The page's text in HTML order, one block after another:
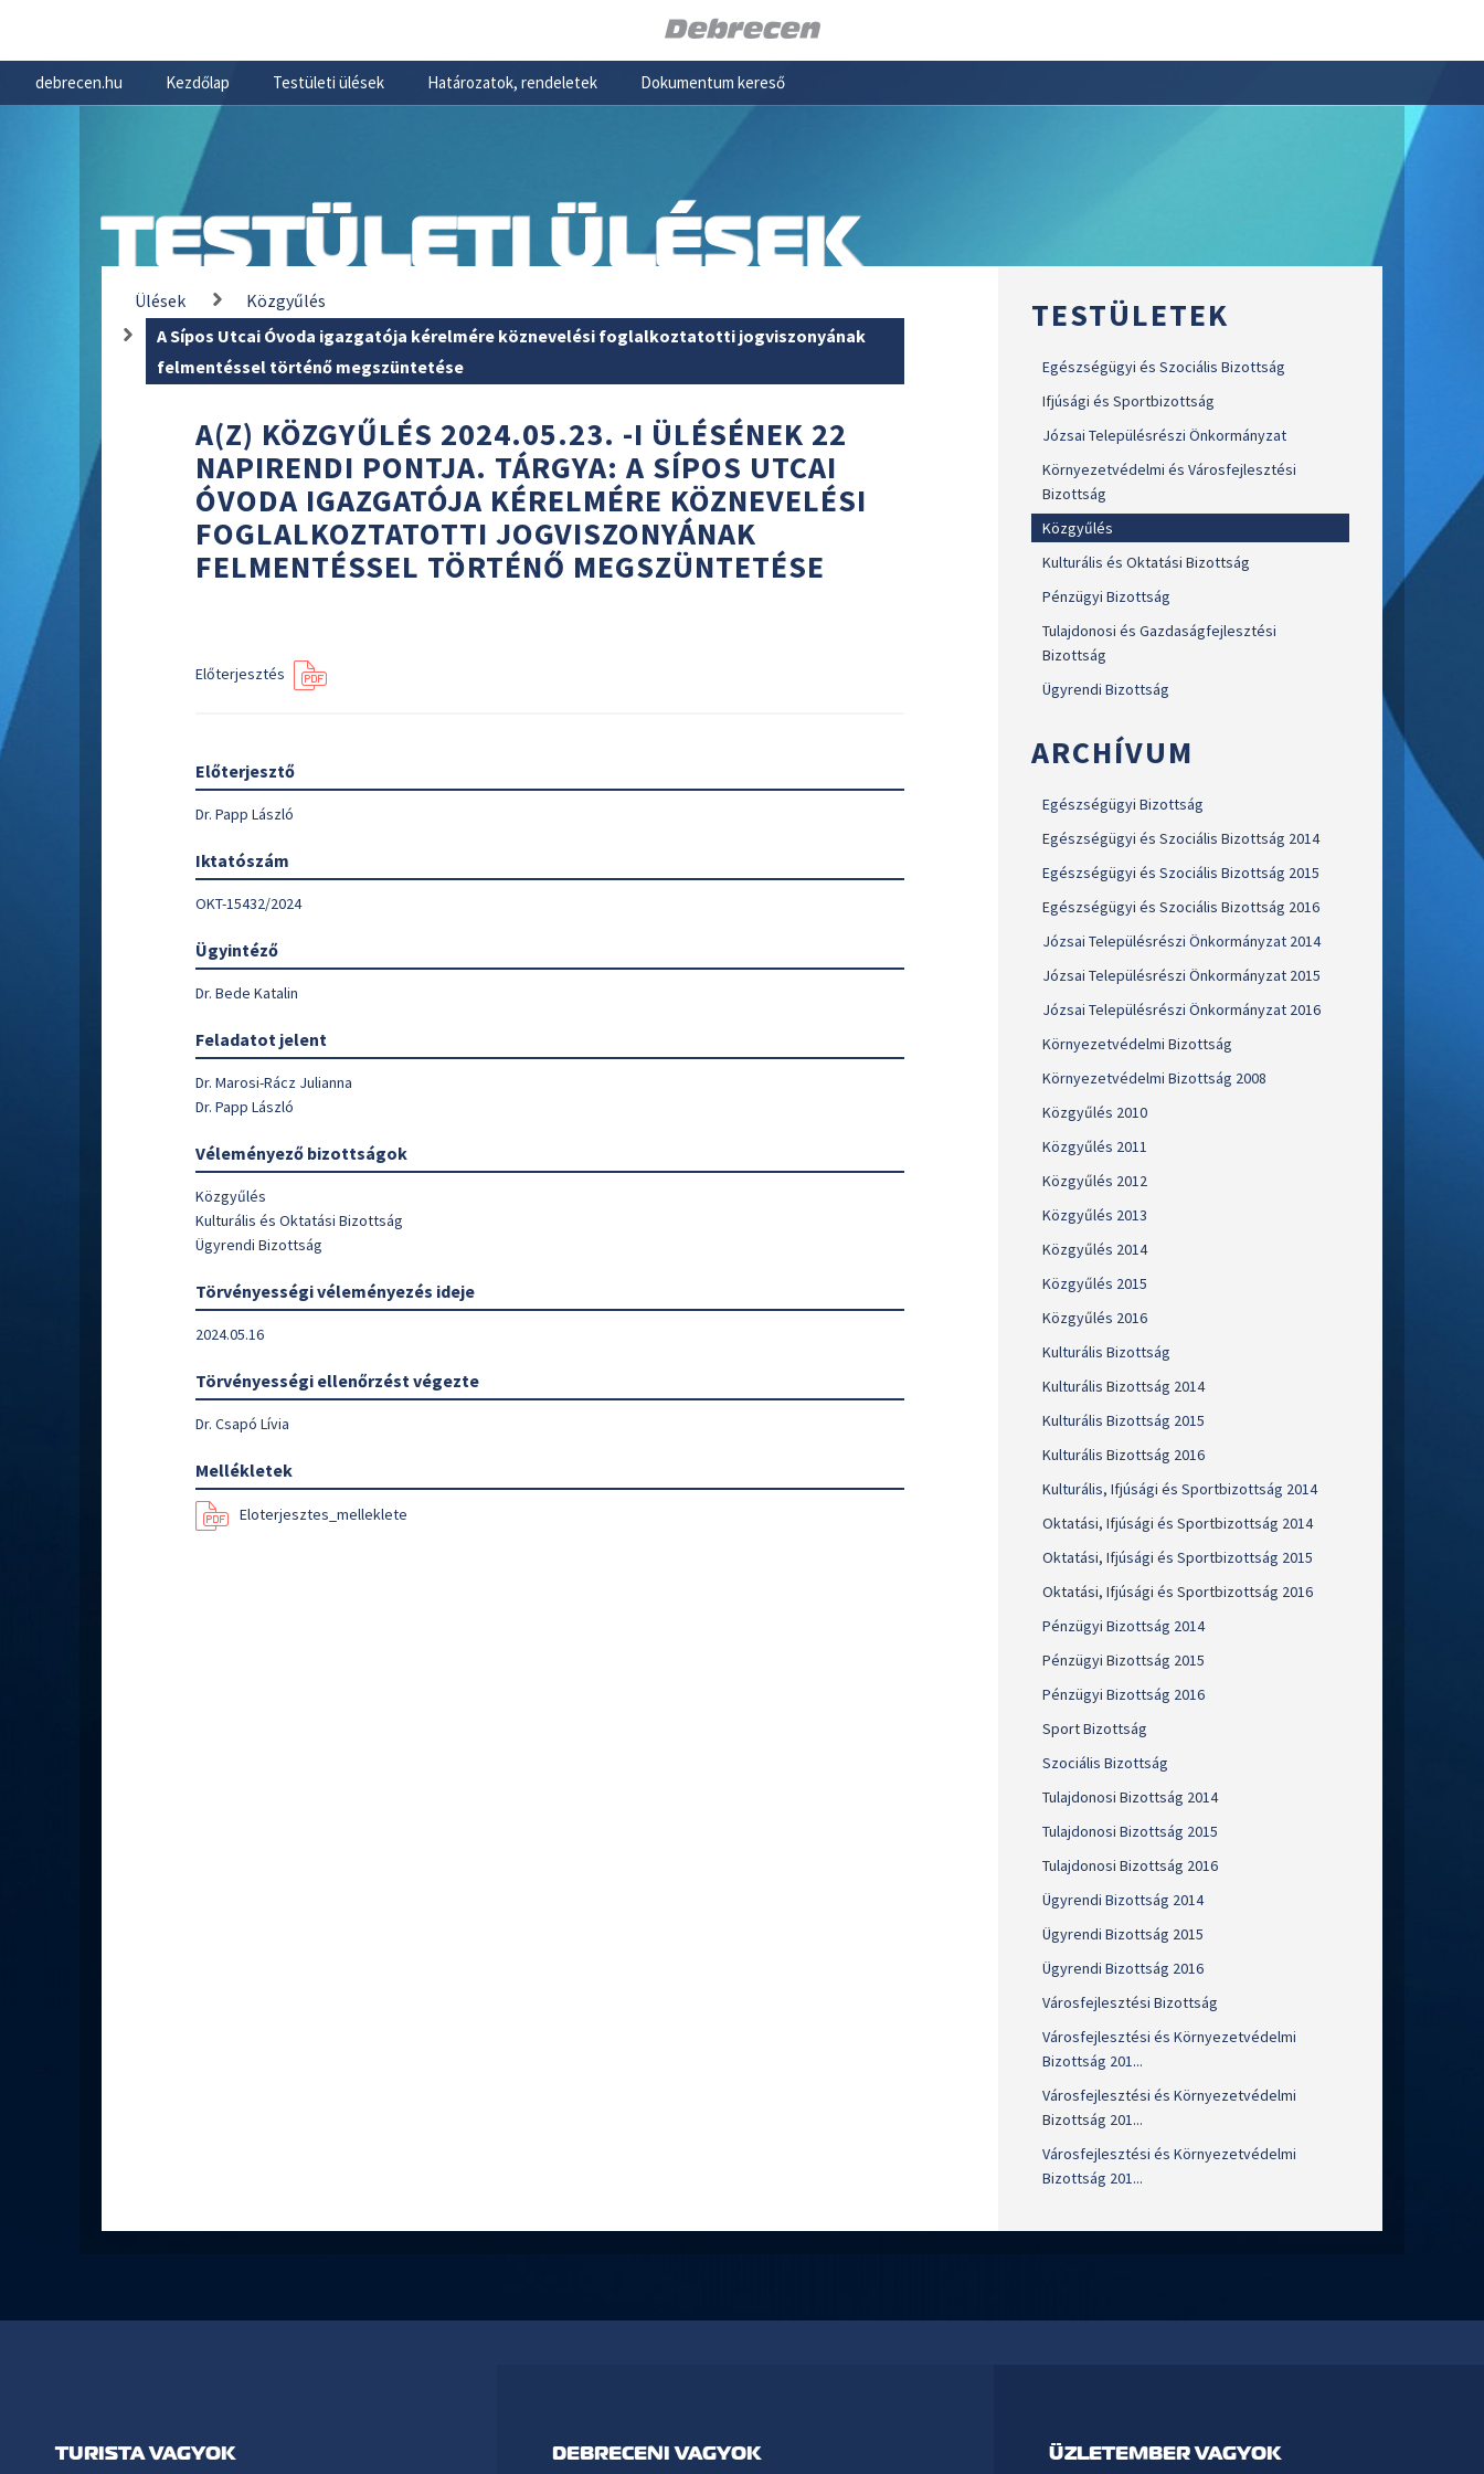
debrecen.hu Kezdőlap Testületi ülések Határozatok, rendeletek Dokumentum kereső
TESTÜLETI ÜLÉSEK
Ülések
Közgyűlés
A Sípos Utcai Óvoda igazgatója kérelmére köznevelési foglalkoztatotti jogviszonyának
felmentéssel történő megszüntetése
A(Z) KÖZGYŰLÉS 2024.05.23. -I ÜLÉSÉNEK 22
NAPIRENDI PONTJA. TÁRGYA: A SÍPOS UTCAI
ÓVODA IGAZGATÓJA KÉRELMÉRE KÖZNEVELÉSI
FOGLALKOZTATOTTI JOGVISZONYÁNAK
FELMENTÉSSEL TÖRTÉNŐ MEGSZÜNTETÉSE
Előterjesztés
Előterjesztő
Dr. Papp László
Iktatószám
OKT-15432/2024
Ügyintéző
Dr. Bede Katalin
Feladatot jelent
Dr. Marosi-Rácz Julianna
Dr. Papp László
Véleményező bizottságok
Közgyűlés
Kulturális és Oktatási Bizottság
Ügyrendi Bizottság
Törvényességi véleményezés ideje
2024.05.16
Törvényességi ellenőrzést végezte
Dr. Csapó Lívia
Mellékletek
Eloterjesztes_melleklete
TESTÜLETEK
Egészségügyi és Szociális Bizottság
Ifjúsági és Sportbizottság
Józsai Településrészi Önkormányzat
Környezetvédelmi és Városfejlesztési
Bizottság
Közgyűlés
Kulturális és Oktatási Bizottság
Pénzügyi Bizottság
Tulajdonosi és Gazdaságfejlesztési
Bizottság
Ügyrendi Bizottság
ARCHÍVUM
Egészségügyi Bizottság
Egészségügyi és Szociális Bizottság 2014
Egészségügyi és Szociális Bizottság 2015
Egészségügyi és Szociális Bizottság 2016
Józsai Településrészi Önkormányzat 2014
Józsai Településrészi Önkormányzat 2015
Józsai Településrészi Önkormányzat 2016
Környezetvédelmi Bizottság
Környezetvédelmi Bizottság 2008
Közgyűlés 2010
Közgyűlés 2011
Közgyűlés 2012
Közgyűlés 2013
Közgyűlés 2014
Közgyűlés 2015
Közgyűlés 2016
Kulturális Bizottság
Kulturális Bizottság 2014
Kulturális Bizottság 2015
Kulturális Bizottság 2016
Kulturális, Ifjúsági és Sportbizottság 2014
Oktatási, Ifjúsági és Sportbizottság 2014
Oktatási, Ifjúsági és Sportbizottság 2015
Oktatási, Ifjúsági és Sportbizottság 2016
Pénzügyi Bizottság 2014
Pénzügyi Bizottság 2015
Pénzügyi Bizottság 2016
Sport Bizottság
Szociális Bizottság
Tulajdonosi Bizottság 2014
Tulajdonosi Bizottság 2015
Tulajdonosi Bizottság 2016
Ügyrendi Bizottság 2014
Ügyrendi Bizottság 2015
Ügyrendi Bizottság 2016
Városfejlesztési Bizottság
Városfejlesztési és Környezetvédelmi
Bizottság 201...
Városfejlesztési és Környezetvédelmi
Bizottság 201...
Városfejlesztési és Környezetvédelmi
Bizottság 201...
TURISTA VAGYOK DEBRECENI VAGYOK ÜZLETEMBER VAGYOK